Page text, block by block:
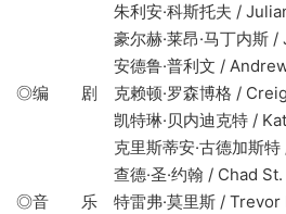
朱利安·科斯托夫 / Julian
豪尔赫·莱昂·马丁内斯 /
安德鲁·普利文 / Andrew
◎编 剧 克赖顿·罗森博格 /
凯特琳·贝内迪克特 /
克里斯蒂安·古德加斯特 /
查德·圣·约翰 / Chad St.
◎音 乐 特雷弗·莫里斯 / Trevor